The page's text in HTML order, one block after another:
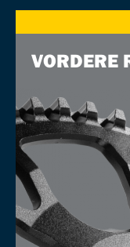
VORDERE